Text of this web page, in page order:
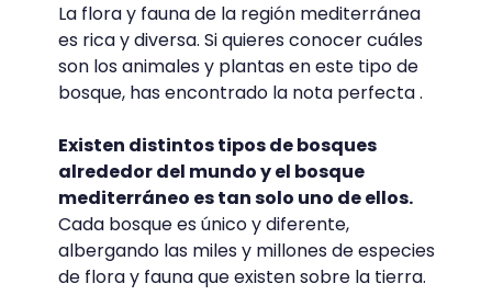
La flora y fauna de la región mediterránea
es rica y diversa. Si quieres conocer cuáles
son los animales y plantas en este tipo de
bosque, has encontrado la nota perfecta .
Existen distintos tipos de bosques
alrededor del mundo y el bosque
mediterráneo es tan solo uno de ellos.
Cada bosque es único y diferente,
albergando las miles y millones de especies
de flora y fauna que existen sobre la tierra.